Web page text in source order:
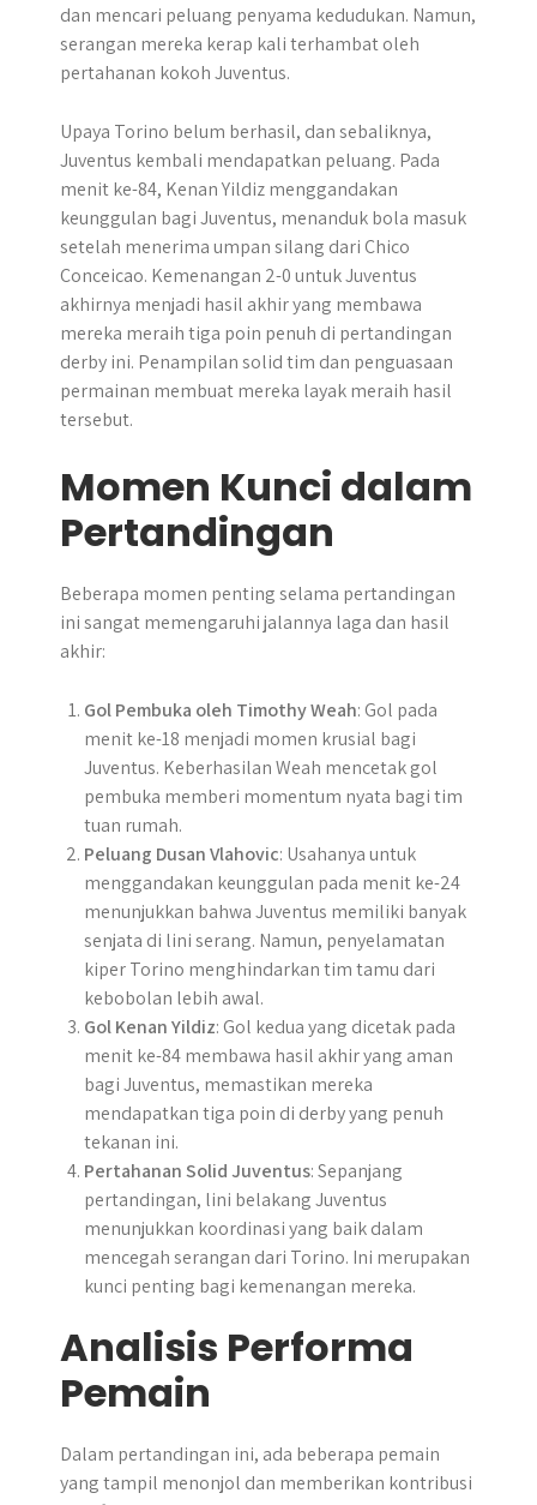
dan mencari peluang penyama kedudukan. Namun,
serangan mereka kerap kali terhambat oleh
pertahanan kokoh Juventus.
Upaya Torino belum berhasil, dan sebaliknya,
Juventus kembali mendapatkan peluang. Pada
menit ke-84, Kenan Yildiz menggandakan
keunggulan bagi Juventus, menanduk bola masuk
setelah menerima umpan silang dari Chico
Conceicao. Kemenangan 2-0 untuk Juventus
akhirnya menjadi hasil akhir yang membawa
mereka meraih tiga poin penuh di pertandingan
derby ini. Penampilan solid tim dan penguasaan
permainan membuat mereka layak meraih hasil
tersebut.
Momen Kunci dalam
Pertandingan
Beberapa momen penting selama pertandingan
ini sangat memengaruhi jalannya laga dan hasil
akhir:
Gol Pembuka oleh Timothy Weah: Gol pada
menit ke-18 menjadi momen krusial bagi
Juventus. Keberhasilan Weah mencetak gol
pembuka memberi momentum nyata bagi tim
tuan rumah.
Peluang Dusan Vlahovic: Usahanya untuk
menggandakan keunggulan pada menit ke-24
menunjukkan bahwa Juventus memiliki banyak
senjata di lini serang. Namun, penyelamatan
kiper Torino menghindarkan tim tamu dari
kebobolan lebih awal.
Gol Kenan Yildiz: Gol kedua yang dicetak pada
menit ke-84 membawa hasil akhir yang aman
bagi Juventus, memastikan mereka
mendapatkan tiga poin di derby yang penuh
tekanan ini.
Pertahanan Solid Juventus: Sepanjang
pertandingan, lini belakang Juventus
menunjukkan koordinasi yang baik dalam
mencegah serangan dari Torino. Ini merupakan
kunci penting bagi kemenangan mereka.
Analisis Performa
Pemain
Dalam pertandingan ini, ada beberapa pemain
yang tampil menonjol dan memberikan kontribusi